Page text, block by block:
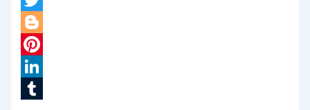
Twitter
Blogger
Pinterest
LinkedIn